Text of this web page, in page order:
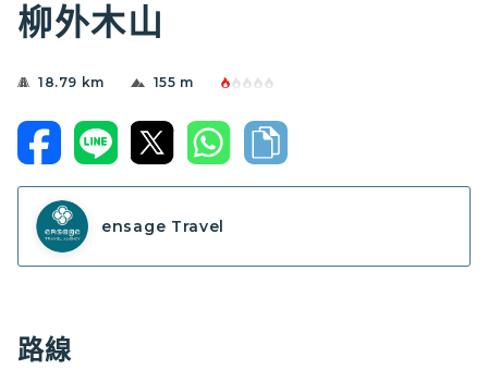
柳外木山
18.79 km 155 m
ensage Travel
路線